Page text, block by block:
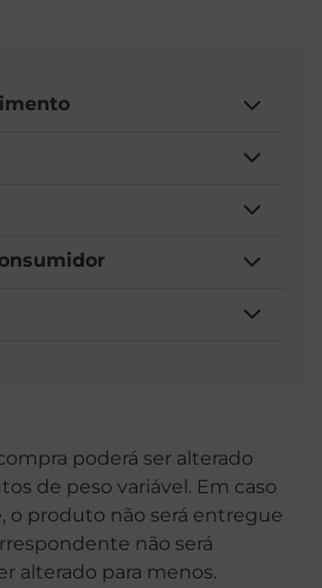
poderá ser alterado
de peso variável. Em caso
o produto não será entregue
não será
alterado para menos.